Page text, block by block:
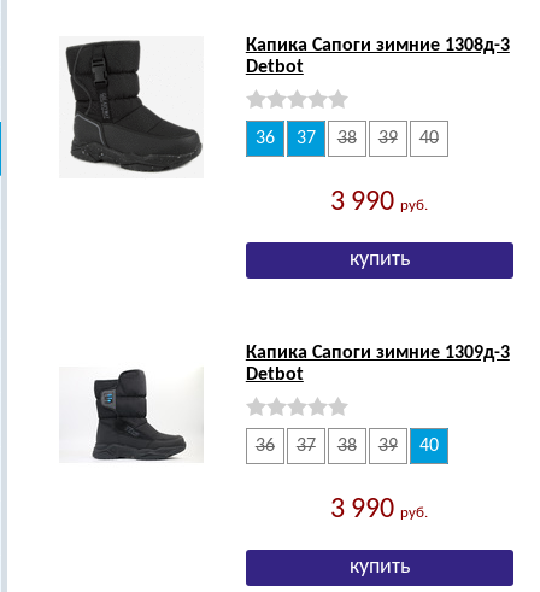
Капика Сапоги зимние 1308д-3
Detbot
36 37 38 39 40
3 990руб.
Капика Сапоги зимние 1309д-3
Detbot
36 37 38 39 40
3 990руб.